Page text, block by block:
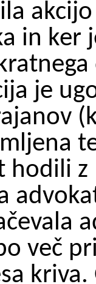
in ker
je
hodili
več